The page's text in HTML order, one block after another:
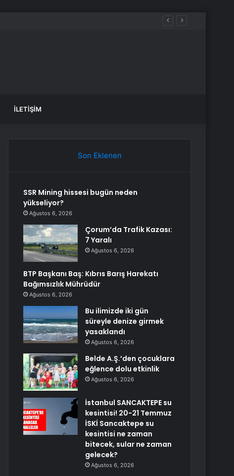
İLETIŞIM
Son Eklenen
SSR Mining hissesi bugün neden
yükseliyor?
Ağustos 6, 2026
Çorum’da Trafik Kazası:
7 Yaralı
Ağustos 6, 2026
BTP Başkanı Baş: Kıbrıs Barış Harekatı
Bağımsızlık Mührüdür
Ağustos 6, 2026
Bu ilimizde iki gün
süreyle denize girmek
yasaklandı
Ağustos 6, 2026
Belde A.Ş.’den çocuklara
eğlence dolu etkinlik
Ağustos 6, 2026
İstanbul SANCAKTEPE su
kesintisi! 20-21 Temmuz
İSKİ Sancaktepe su
kesintisi ne zaman
bitecek, sular ne zaman
gelecek?
Ağustos 6, 2026